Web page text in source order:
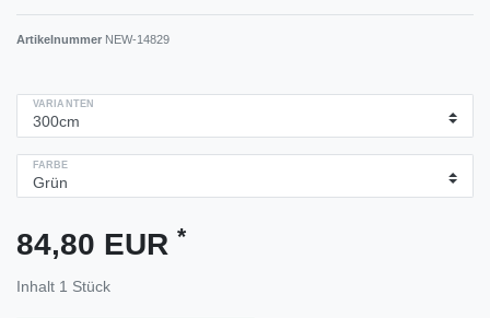
Artikelnummer NEW-14829
VARIANTEN
FARBE
84,80 EUR *
Inhalt 1 Stück